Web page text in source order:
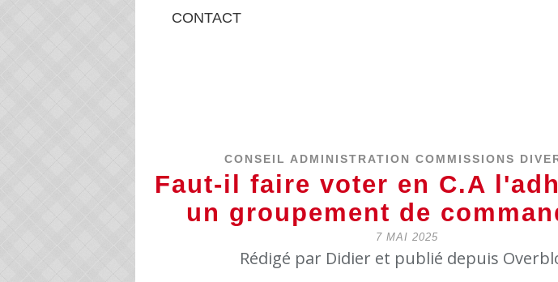
CONTACT
CONSEIL ADMINISTRATION COMMISSIONS
Faut-il faire voter en C.A
un groupement de
7 MAI 2025
Rédigé par Didier et publié depuis